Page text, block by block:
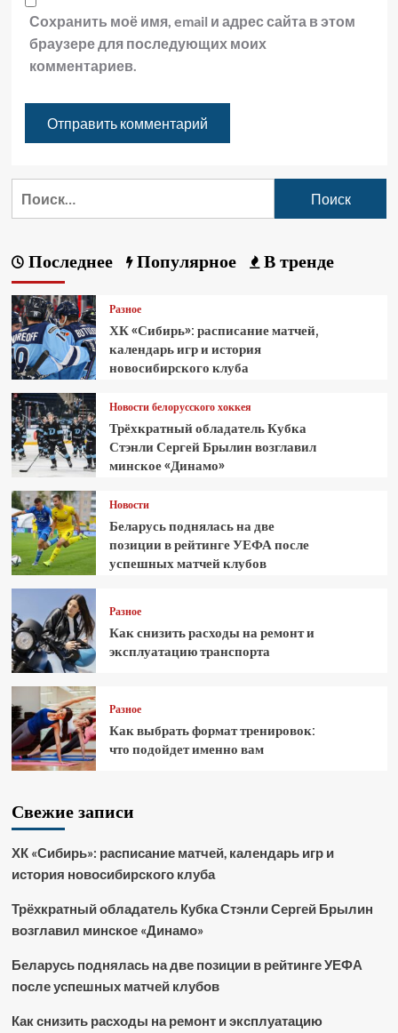
Сохранить моё имя, email и адрес сайта в этом
браузере для последующих моих
комментариев.
Последнее Популярное В тренде
Разное
ХК «Сибирь»: расписание матчей,
календарь игр и история
новосибирского клуба
Новости белорусского хоккея
Трёхкратный обладатель Кубка
Стэнли Сергей Брылин возглавил
минское «Динамо»
Новости
Беларусь поднялась на две
позиции в рейтинге УЕФА после
успешных матчей клубов
Разное
Как снизить расходы на ремонт и
эксплуатацию транспорта
Разное
Как выбрать формат тренировок:
что подойдет именно вам
Свежие записи
ХК «Сибирь»: расписание матчей, календарь игр и
история новосибирского клуба
Трёхкратный обладатель Кубка Стэнли Сергей Брылин
возглавил минское «Динамо»
Беларусь поднялась на две позиции в рейтинге УЕФА
после успешных матчей клубов
Как снизить расходы на ремонт и эксплуатацию